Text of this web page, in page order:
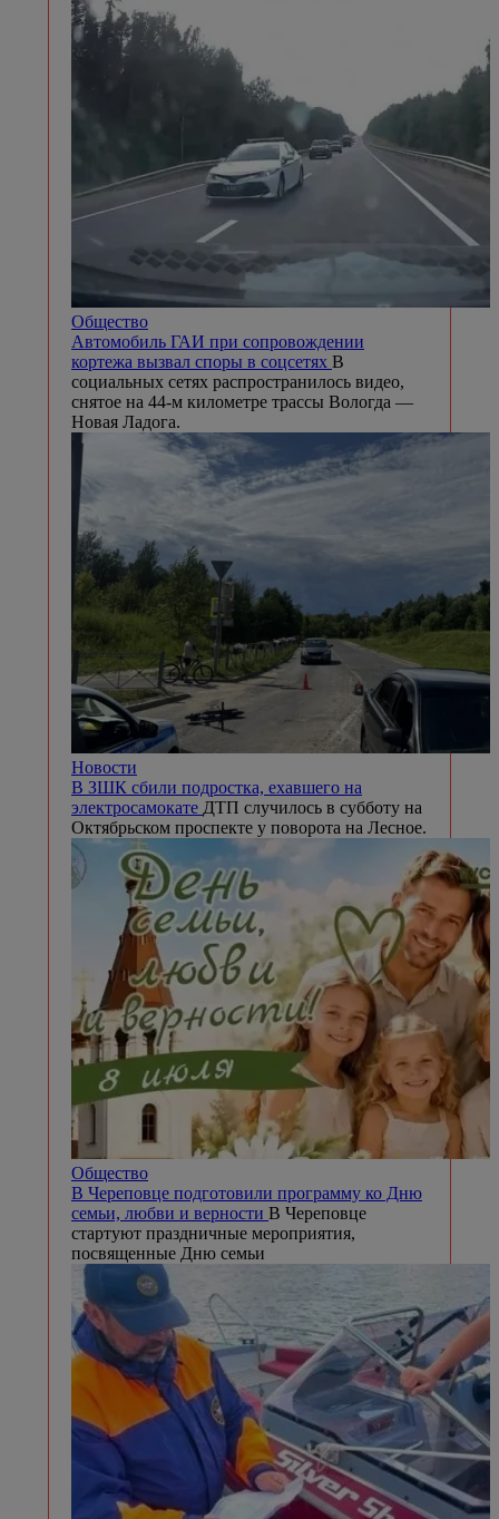
Общество
Автомобиль ГАИ при сопровождении
кортежа вызвал споры в соцсетях В
социальных сетях распространилось видео,
снятое на 44-м километре трассы Вологда —
Новая Ладога.
Новости
В ЗШК сбили подростка, ехавшего на
электросамокате ДТП случилось в субботу на
Октябрьском проспекте у поворота на Лесное.
Общество
В Череповце подготовили программу ко Дню
семьи, любви и верности В Череповце
стартуют праздничные мероприятия,
посвященные Дню семьи